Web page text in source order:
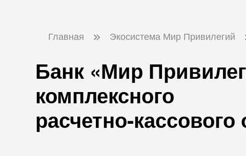
Главная Экосистема Мир Привилегий
Банк «Мир
комплексного
расчетно-